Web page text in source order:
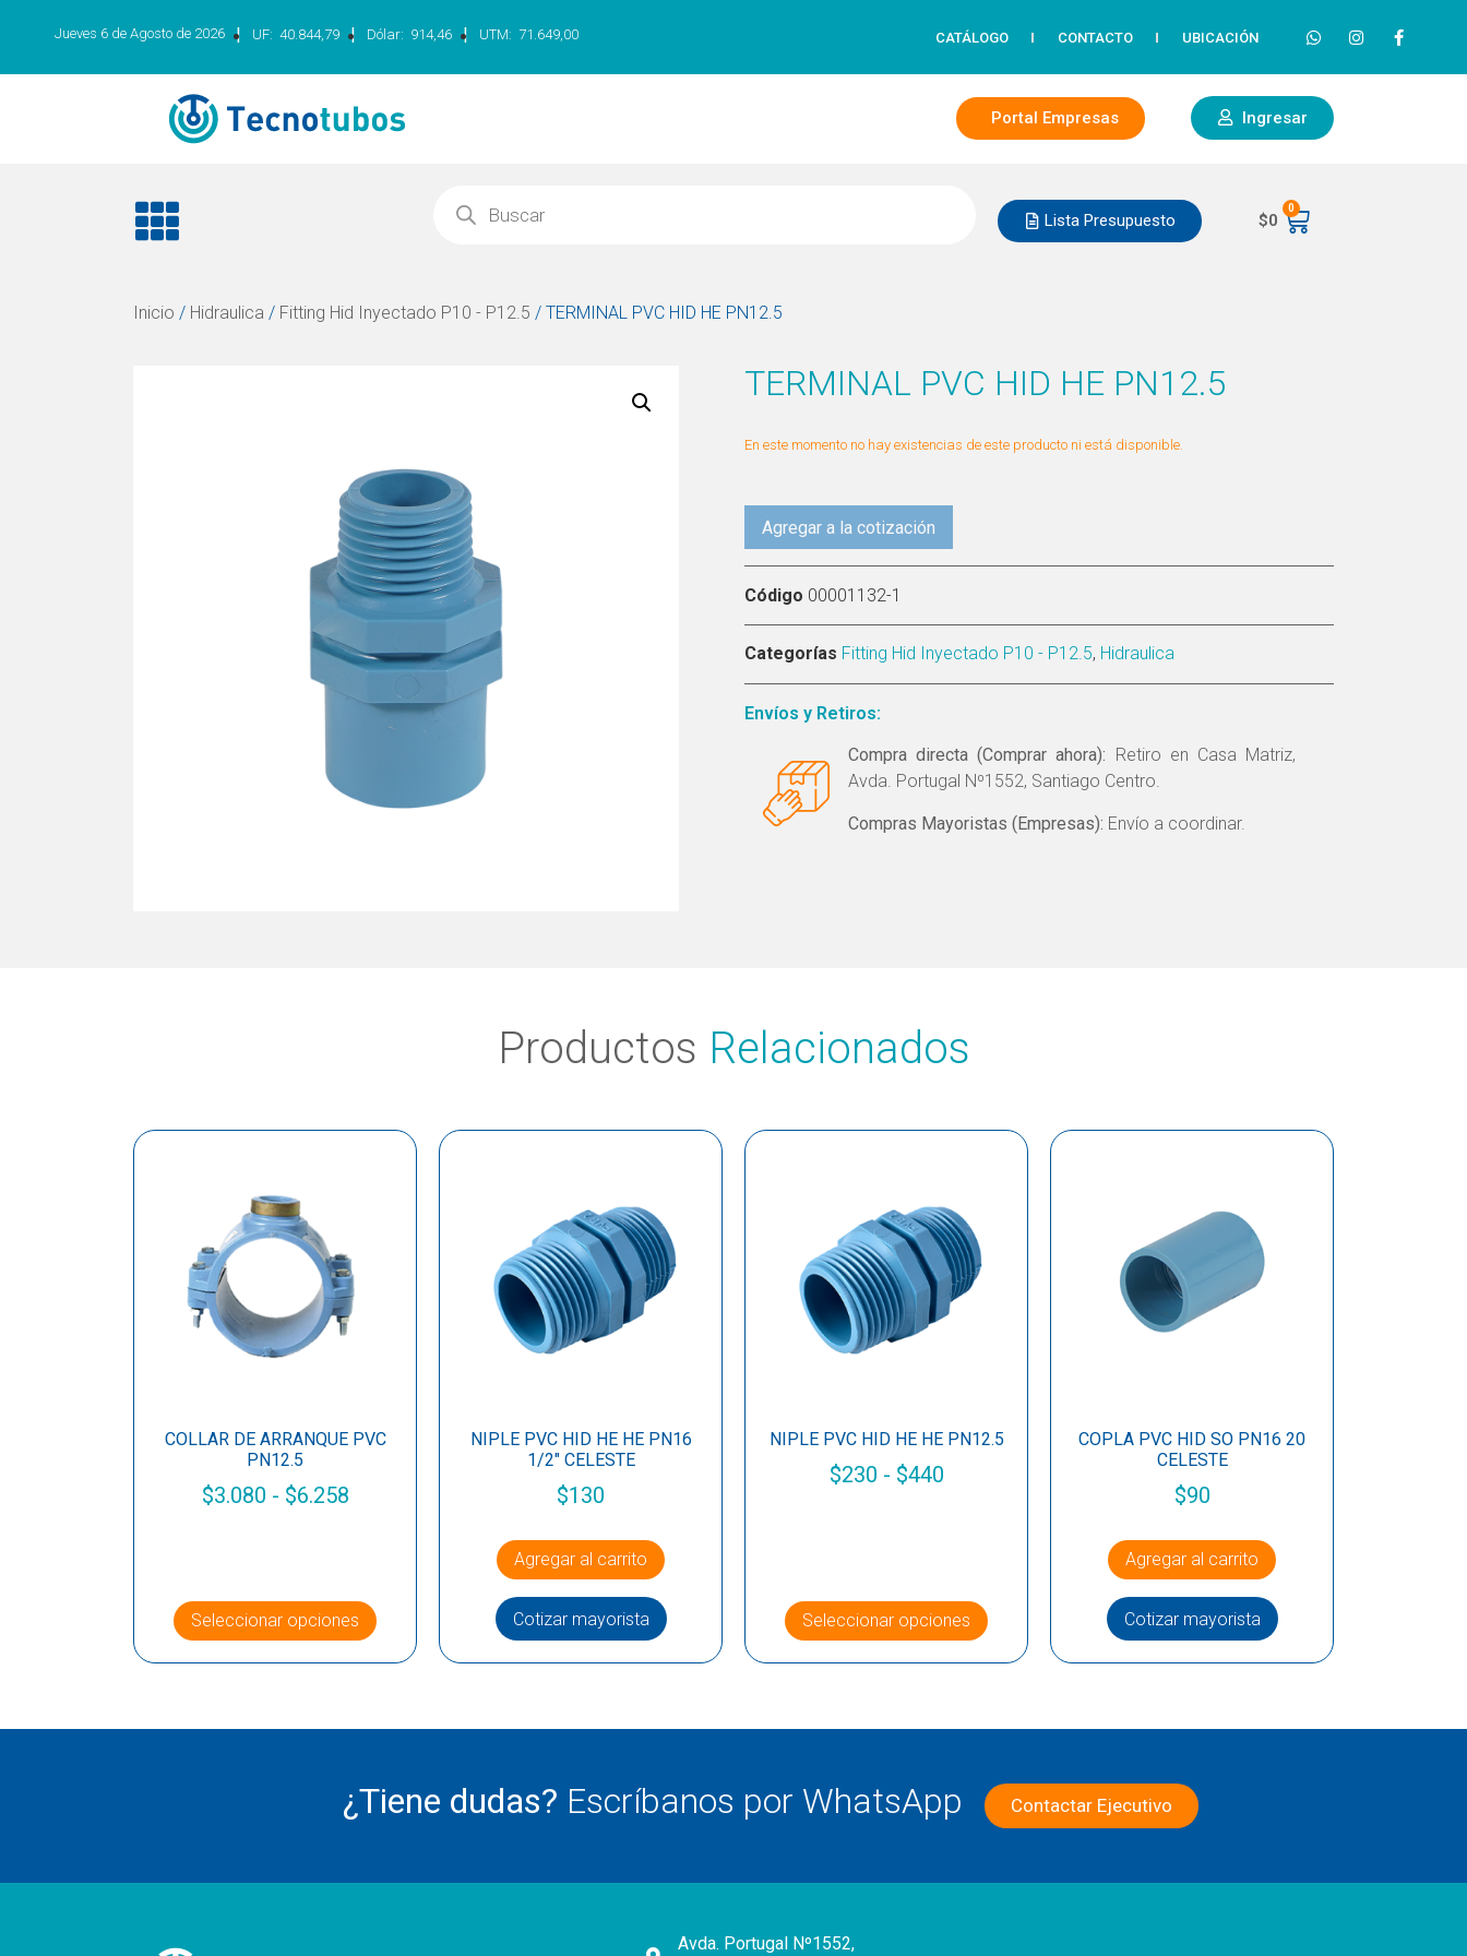
Jueves 6 de Agosto de 2026 | UF: 40.844,79 | Dólar: 914,46 | UTM: 71.649,00 CATÁLOGO CONTACTO UBICACIÓN
Portal Empresas Ingresar
Lista Presupuesto $0
0
Inicio / Hidraulica / Fitting Hid Inyectado P10 - P12.5 / TERMINAL PVC HID HE PN12.5
TERMINAL PVC HID HE PN12.5
En este momento no hay existencias de este producto ni está disponible.
Agregar a la cotización
Código 00001132-1
Categorías Fitting Hid Inyectado P10 - P12.5, Hidraulica
Envíos y Retiros:
Compra directa (Comprar ahora): Retiro en Casa Matriz,
Avda. Portugal Nº1552, Santiago Centro.
Compras Mayoristas (Empresas): Envío a coordinar.
Productos Relacionados
COLLAR DE ARRANQUE PVC
PN12.5
$3.080 - $6.258
Seleccionar opciones
NIPLE PVC HID HE HE PN16
1/2″ CELESTE
$130
Agregar al carrito
Cotizar mayorista
NIPLE PVC HID HE HE PN12.5
$230 - $440
Seleccionar opciones
COPLA PVC HID SO PN16 20
CELESTE
$90
Agregar al carrito
Cotizar mayorista
¿Tiene dudas? Escríbanos por WhatsApp Contactar Ejecutivo
Avda. Portugal Nº1552,